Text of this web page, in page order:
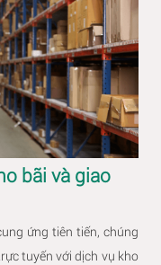
bãi và giao
ứng tiên tiến, chúng
tuyến với dịch vụ kho